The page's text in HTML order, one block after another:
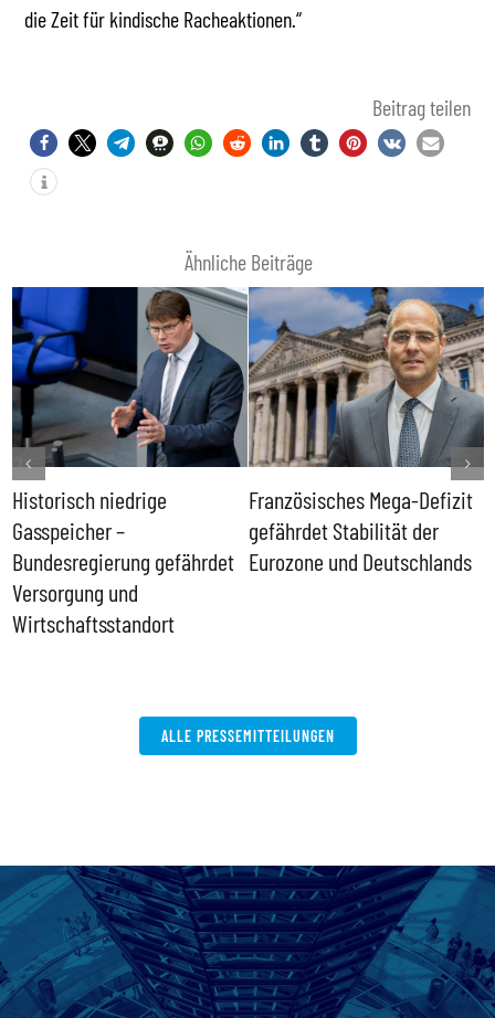
die Zeit für kindische Racheaktionen.“
Beitrag teilen
Ähnliche Beiträge
Historisch niedrige
Gasspeicher –
Bundesregierung gefährdet
Versorgung und
Wirtschaftsstandort
Französisches Mega-Defizit
gefährdet Stabilität der
Eurozone und Deutschlands
ALLE PRESSEMITTEILUNGEN